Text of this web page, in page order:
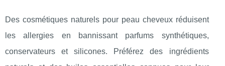
Des cosmétiques naturels pour peau cheveux réduisent
les allergies en bannissant parfums synthétiques,
conservateurs et silicones. Préférez des ingrédients